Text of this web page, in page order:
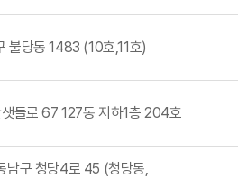
불당동 1483 (10호,11호)
들로 67 127동 지하1층 204호
남구 청당4로 45 (청당동,